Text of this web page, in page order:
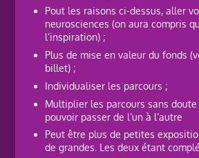
Pout les raisons ci-dessus, aller
neurosciences (on aura compris
l’inspiration) ;
Plus de mise en valeur du fonds
billet) ;
Individualiser les parcours ;
Multiplier les parcours sans
pouvoir passer de l’un à l’autre
Peut être plus de petites
de grandes. Les deux étant